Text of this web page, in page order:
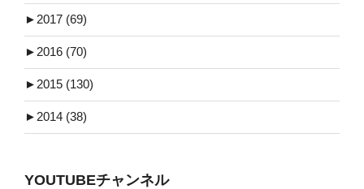
► 2017 (69)
► 2016 (70)
► 2015 (130)
► 2014 (38)
YOUTUBEチャンネル